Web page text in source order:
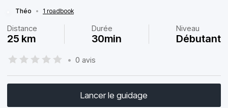
Théo • 1 roadbook
Distance
25 km
Durée
30min
Niveau
Débutant
• 0 avis
Lancer le guidage